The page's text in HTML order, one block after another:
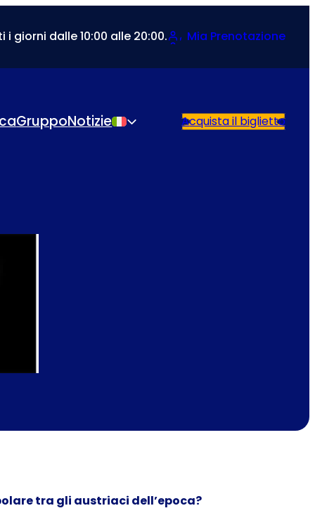
giorni dalle 10:00 alle 20:00. Mia Prenotazione
GruppoNotizieItaliano Acquista il biglietto
tra gli austriaci dell’epoca?